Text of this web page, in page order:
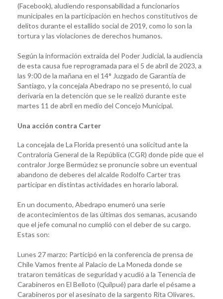
(Facebook), aludiendo responsabilidad a funcionarios
municipales en la participación en hechos constitutivos de
delitos durante el estallido social de 2019, como lo son la
tortura y las violaciones de derechos humanos.
Según la información extraída del Poder Judicial, la audiencia
de esta causa fue reprogramada para el 5 de abril de 2023, a
las 9:00 de la mañana en el 14° Juzgado de Garantía de
Santiago, y la concejala Abedrapo no se presentó, lo cual
derivaría en la detención que se le realizó durante este
martes 11 de abril en medio del Concejo Municipal.
Una acción contra Carter
La concejala de La Florida presentó una solicitud ante la
Contraloría General de la República (CGR) donde pide que el
contralor Jorge Bermúdez se pronuncie sobre un eventual
abandono de deberes del alcalde Rodolfo Carter tras
participar en distintas actividades en horario laboral.
En un documento, Abedrapo enumeró una serie
de acontecimientos de las últimas dos semanas, acusando
que el jefe comunal no cumplió con el deber de su cargo.
Estas son:
Lunes 27 marzo: Participó en la conferencia de prensa de
Chile Vamos frente al Palacio de La Moneda donde se
trataron temáticas de seguridad y acudió a la Tenencia de
Carabineros en El Belloto (Quilpué) para darle el pésame a
Carabineros por el asesinato de la sargento Rita Olivares.